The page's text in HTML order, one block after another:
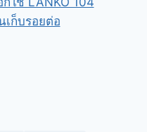
เก็บรอยต่อ